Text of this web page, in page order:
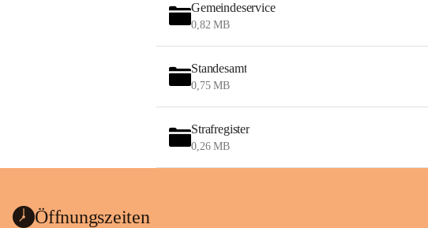
Gemeindeservice
0,82 MB
Standesamt
0,75 MB
Strafregister
0,26 MB
Öffnungszeiten